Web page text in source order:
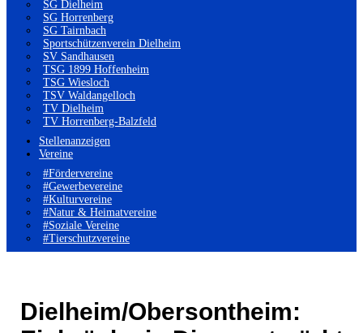
SG Dielheim
SG Horrenberg
SG Tairnbach
Sportschützenverein Dielheim
SV Sandhausen
TSG 1899 Hoffenheim
TSG Wiesloch
TSV Waldangelloch
TV Dielheim
TV Horrenberg-Balzfeld
Stellenanzeigen
Vereine
#Fördervereine
#Gewerbevereine
#Kulturvereine
#Natur & Heimatvereine
#Soziale Vereine
#Tierschutzvereine
Dielheim/Obersontheim: